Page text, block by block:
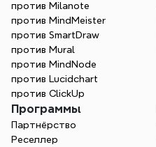
против Milanote
против MindMeister
против SmartDraw
против Mural
против MindNode
против Lucidchart
против ClickUp
Программы
Партнёрство
Реселлер